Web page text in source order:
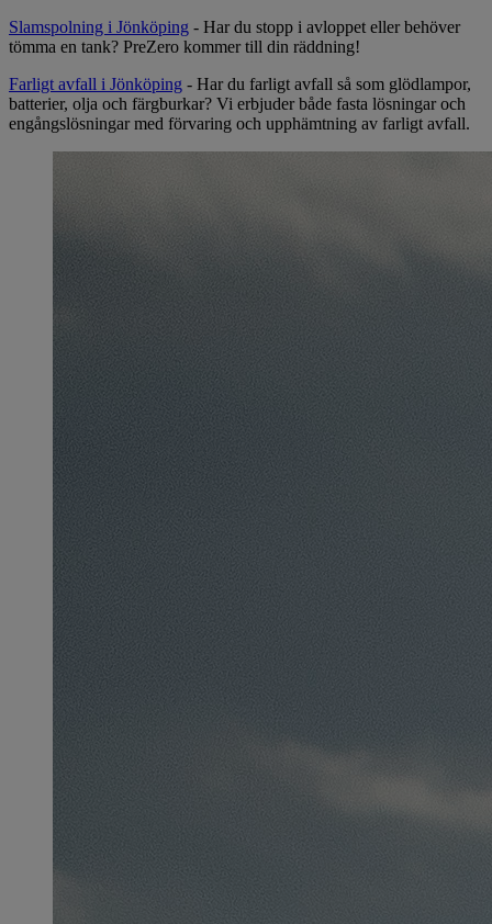
Slamspolning i Jönköping - Har du stopp i avloppet eller behöver
tömma en tank? PreZero kommer till din räddning!
Farligt avfall i Jönköping - Har du farligt avfall så som glödlampor,
batterier, olja och färgburkar? Vi erbjuder både fasta lösningar och
engångslösningar med förvaring och upphämtning av farligt avfall.